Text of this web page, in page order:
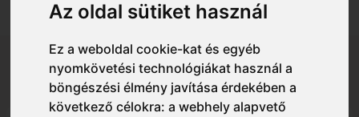
Az oldal sütiket használ
Ez a weboldal cookie-kat és egyéb
nyomkövetési technológiákat használ a
böngészési élmény javítása érdekében a
következő célokra:a webhely alapvető
Részletes nézet Egyszerű nézet